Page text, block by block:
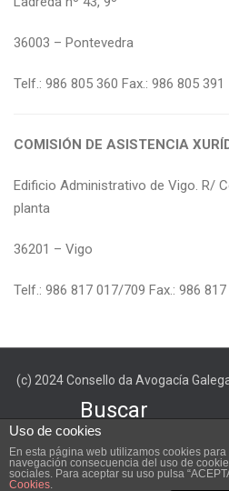
36003 – Pontevedra
Telf.: 986 805 360 Fax.: 986 805 391
COMISIÓN DE ASISTENCIA
Edificio Administrativo de Vigo. R/
planta
36201 – Vigo
Telf.: 986 817 017/709 Fax.: 986 817
(c) 2024 Consello da Avogacía
Buscar
Uso de cookies
En esta página web utilizamos cookies
navegación consecuencia del uso de
sociales. Para aceptar su uso pulsa
Cookies.